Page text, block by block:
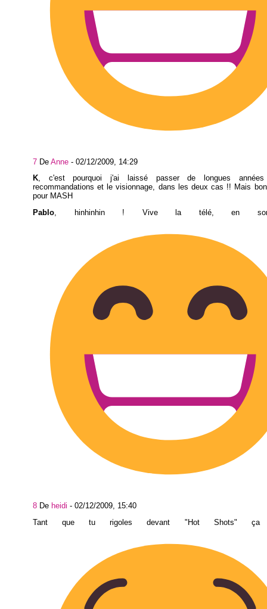
7 De Anne - 02/12/2009, 14:29
K, c'est pourquoi j'ai laissé passer de longues
recommandations et le visionnage, dans les deux cas !! Mais
pour MASH
Pablo, hinhinhin ! Vive la télé, en
8 De heidi - 02/12/2009, 15:40
Tant que tu rigoles devant "Hot Shots"